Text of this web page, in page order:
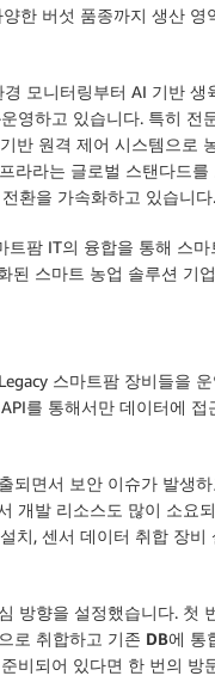
한 버섯 품종까지 생산
모니터링부터 AI 기반 생
영하고 있습니다. 특히
반 원격 제어 시스템으로
라라는 글로벌 스탠다드
환을 가속화하고 있습니다.
트팜 IT의 융합을 통해 스마
된 스마트 농업 솔루션 기
스마트팜 장비들을
를 통해서만 데이터에
되면서 보안 이슈가 발생
개발 리소스도 많이 소요
치, 센서 데이터 취합 장
방향을 설정했습니다. 첫
로 취합하고 기존 DB에 통
비되어 있다면 한 번의 방